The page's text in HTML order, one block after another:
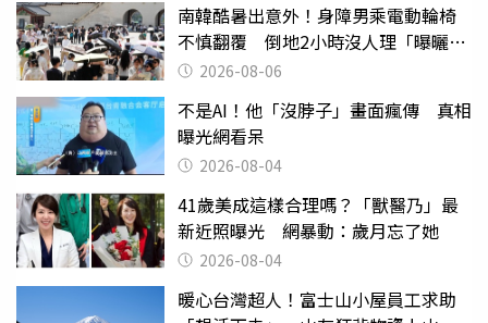
南韓酷暑出意外！身障男乘電動輪椅
不慎翻覆 倒地2小時沒人理「曝曬
亡」2026-08-06
不是AI！他「沒脖子」畫面瘋傳 真相
曝光網看呆
2026-08-04
41歲美成這樣合理嗎？「獸醫乃」最
新近照曝光 網暴動：歲月忘了她
2026-08-04
暖心台灣超人！富士山小屋員工求助